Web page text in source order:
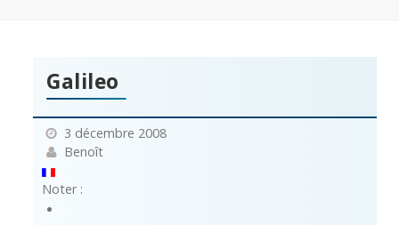
Galileo
3 décembre 2008
Benoît
Noter :